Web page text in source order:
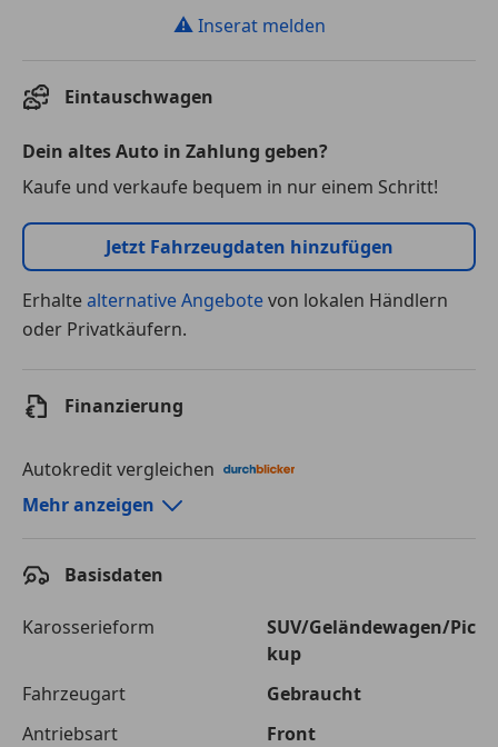
⚠ Inserat melden
Eintauschwagen
Dein altes Auto in Zahlung geben?
Kaufe und verkaufe bequem in nur einem Schritt!
Jetzt Fahrzeugdaten hinzufügen
Erhaltealternative Angebotevon lokalen Händlern
oder Privatkäufern.
Finanzierung
Autokredit vergleichen
Autokredit-Rechner von durchblicker.at
120 Monate
Kreditbetrag
€ 28 000,-
Mehr anzeigen
Basisdaten
Karosserieform
SUV/Geländewagen/Pic
kup
Fahrzeugart
Gebraucht
Antriebsart
Front